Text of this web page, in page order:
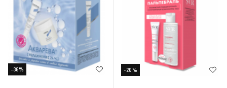
-36% -20%